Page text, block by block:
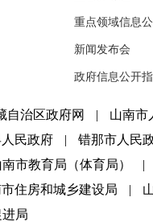
重点领域信息
新闻发布会
政府信息公开
自治区政府网 |
山南市
民政府 |
错那市人民
南市教育局（体育局）
|
住房和城乡建设局 |
局